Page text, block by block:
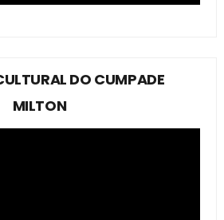
DO CUMPADE
MILTON